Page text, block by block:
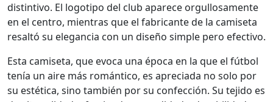
distintivo. El logotipo del club aparece orgullosamente
en el centro, mientras que el fabricante de la camiseta
resaltó su elegancia con un diseño simple pero efectivo.
Esta camiseta, que evoca una época en la que el fútbol
tenía un aire más romántico, es apreciada no solo por
su estética, sino también por su confección. Su tejido es